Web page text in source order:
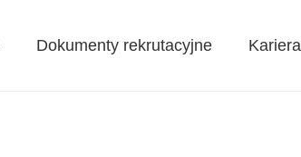
Dokumenty rekrutacyjne Kariera